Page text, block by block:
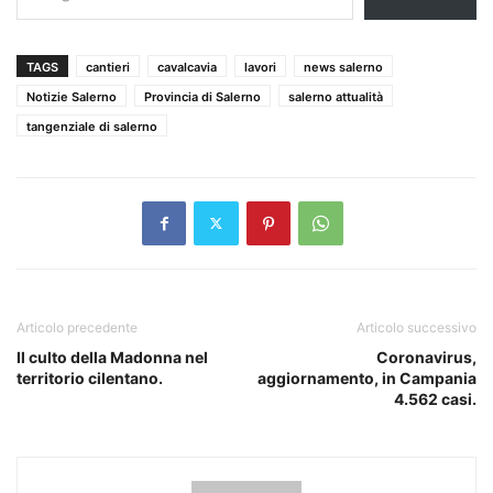
TAGS cantieri cavalcavia lavori
news salerno
Notizie Salerno
Provincia di Salerno
salerno attualità
tangenziale di salerno
Articolo precedente
Il culto della Madonna nel
territorio cilentano.
Articolo successivo
Coronavirus,
aggiornamento, in Campania
4.562 casi.